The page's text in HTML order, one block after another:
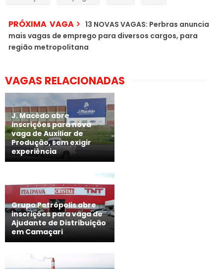
PRÓXIMA VAGA
13 NOVAS VAGAS: Perbras anuncia
mais vagas de emprego para diversos cargos, para
região metropolitana
VAGAS RELACIONADAS
J. Macêdo abre
inscrições para nova
vaga de Auxiliar de
Produção, sem exigir
experiência
Grupo Petrópolis abre
inscrições para vaga de
Ajudante de Distribuição
em Camaçari